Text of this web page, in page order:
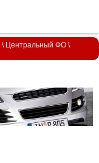
\ Центральный ФО \